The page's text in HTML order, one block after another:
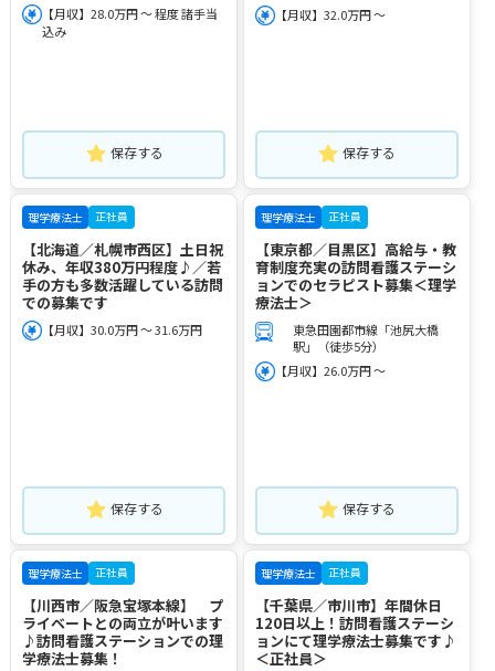
【月収】28.0万円 ～ 程度 諸手当
込み
保存する
【月収】32.0万円 ～
保存する
理学療法士 正社員
【北海道／札幌市西区】土日祝
休み、年収380万円程度♪／若
手の方も多数活躍している訪問
での募集です
【月収】30.0万円 ～ 31.6万円
保存する
理学療法士 正社員
【東京都／目黒区】高給与・教
育制度充実の訪問看護ステーシ
ョンでのセラピスト募集＜理学
療法士＞
東急田園都市線「池尻大橋
駅」（徒歩5分）
【月収】26.0万円 ～
保存する
理学療法士 正社員
【川西市／阪急宝塚本線】 プ
ライベートとの両立が叶います
♪訪問看護ステーションでの理
学療法士募集！
理学療法士 正社員
【千葉県／市川市】年間休日
120日以上！訪問看護ステーシ
ョンにて理学療法士募集です♪
＜正社員＞